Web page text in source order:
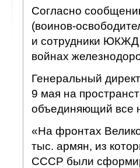
Согласно
(воинов-
и сотрудники ЮКЖД
войнах
Генеральный
9 мая на
объединяющий все
«На фронтах
тыс. армян, из
СССР были